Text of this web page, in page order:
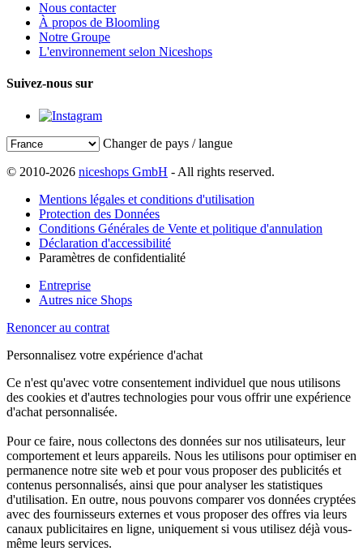
Nous contacter
À propos de Bloomling
Notre Groupe
L'environnement selon Niceshops
Suivez-nous sur
Changer de pays / langue
© 2010-2026 niceshops GmbH - All rights reserved.
Mentions légales et conditions d'utilisation
Protection des Données
Conditions Générales de Vente et politique d'annulation
Déclaration d'accessibilité
Paramètres de confidentialité
Entreprise
Autres nice Shops
Renoncer au contrat
Personnalisez votre expérience d'achat
Ce n'est qu'avec votre consentement individuel que nous utilisons
des cookies et d'autres technologies pour vous offrir une expérience
d'achat personnalisée.
Pour ce faire, nous collectons des données sur nos utilisateurs, leur
comportement et leurs appareils. Nous les utilisons pour optimiser en
permanence notre site web et pour vous proposer des publicités et
contenus personnalisés, ainsi que pour analyser les statistiques
d'utilisation. En outre, nous pouvons comparer vos données cryptées
avec des fournisseurs externes et vous proposer des offres via leurs
canaux publicitaires en ligne, uniquement si vous utilisez déjà vous-
même leurs services.